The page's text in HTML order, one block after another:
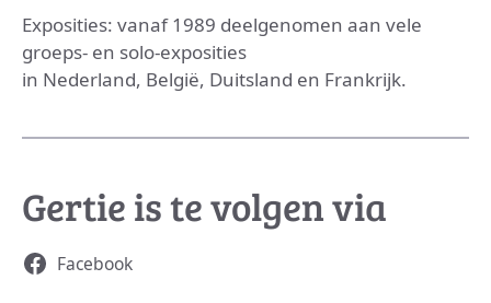
Exposities: vanaf 1989 deelgenomen aan vele
groeps- en solo-exposities
in Nederland, België, Duitsland en Frankrijk.
Gertie is te volgen via
Facebook